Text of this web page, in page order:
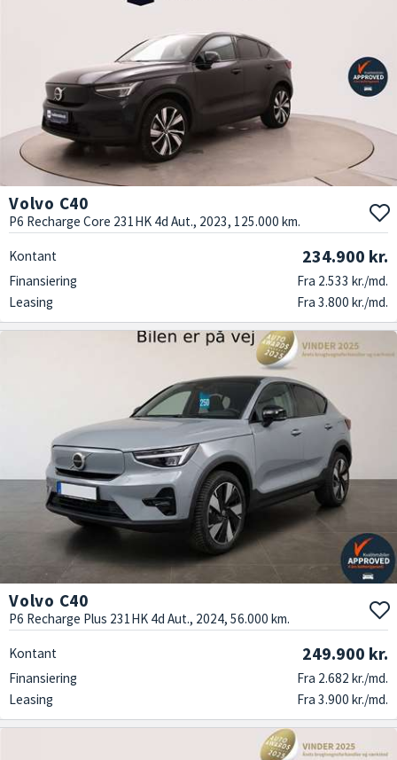
Volvo C40
P6 Recharge Core 231HK 4d Aut., 2023, 125.000 km.
Kontant 234.900 kr.
Finansiering
Fra 2.533 kr./md.
Leasing
Fra 3.800 kr./md.
Volvo C40
P6 Recharge Plus 231HK 4d Aut., 2024, 56.000 km.
Kontant 249.900 kr.
Finansiering
Fra 2.682 kr./md.
Leasing
Fra 3.900 kr./md.